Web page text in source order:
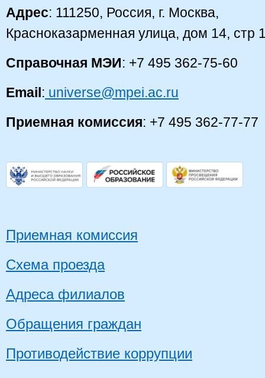
Адрес: 111250, Россия, г. Москва,
Красноказарменная улица, дом 14, стр
Справочная МЭИ: +7 495 362-75-60
Email: universe@mpei.ac.ru
Приемная комиссия: +7 495 362-77-77
Приемная комиссия
Схема проезда
Адреса филиалов
Обращения граждан
Противодействие коррупции